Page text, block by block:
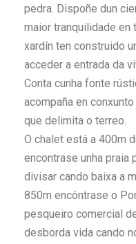
pedra. Dispoñe dun
maior tranquilidade en
xardín ten construido
acceder a entrada da
Conta cunha fonte
acompaña en
que delimita o terreo.
O chalet está a 400m
encontrase unha praia
divisar cando baixa a
850m encóntrase o
pesqueiro comercial
desborda vida cando